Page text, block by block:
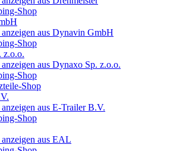
Shop
aus Dynavin GmbH
Shop
z.o.o.
aus Dynaxo Sp. z.o.o.
Shop
Shop
aus E-Trailer B.V.
Shop
aus EAL